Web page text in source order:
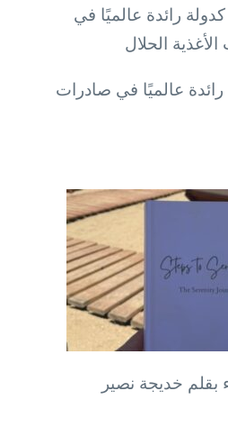
رائدة عالميًا في صادرات
خديجة نصير